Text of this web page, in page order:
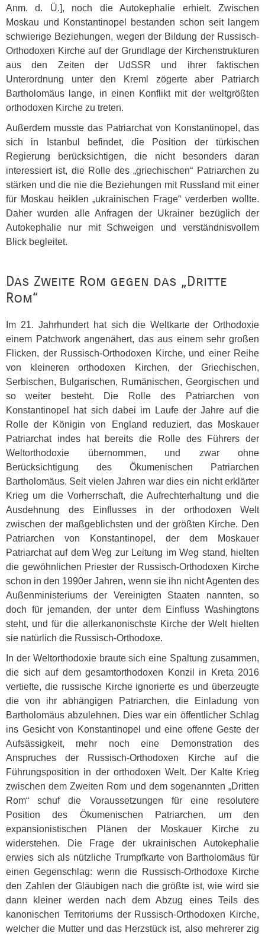
Anm. d. Ü.], noch die Autokephalie erhielt. Zwischen
Moskau und Konstantinopel bestanden schon seit langem
schwierige Beziehungen, wegen der Bildung der Russisch-
Orthodoxen Kirche auf der Grundlage der Kirchenstrukturen
aus den Zeiten der UdSSR und ihrer faktischen
Unterordnung unter den Kreml zögerte aber Patriarch
Bartholomäus lange, in einen Konflikt mit der weltgrößten
orthodoxen Kirche zu treten.
Außerdem musste das Patriarchat von Konstantinopel, das
sich in Istanbul befindet, die Position der türkischen
Regierung berücksichtigen, die nicht besonders daran
interessiert ist, die Rolle des „griechischen“ Patriarchen zu
stärken und die nie die Beziehungen mit Russland mit einer
für Moskau heiklen „ukrainischen Frage“ verderben wollte.
Daher wurden alle Anfragen der Ukrainer bezüglich der
Autokephalie nur mit Schweigen und verständnisvollem
Blick begleitet.
Das Zweite Rom gegen das „Dritte
Rom“
Im 21. Jahrhundert hat sich die Weltkarte der Orthodoxie
einem Patchwork angenähert, das aus einem sehr großen
Flicken, der Russisch-Orthodoxen Kirche, und einer Reihe
von kleineren orthodoxen Kirchen, der Griechischen,
Serbischen, Bulgarischen, Rumänischen, Georgischen und
so weiter besteht. Die Rolle des Patriarchen von
Konstantinopel hat sich dabei im Laufe der Jahre auf die
Rolle der Königin von England reduziert, das Moskauer
Patriarchat indes hat bereits die Rolle des Führers der
Weltorthodoxie übernommen, und zwar ohne
Berücksichtigung des Ökumenischen Patriarchen
Bartholomäus. Seit vielen Jahren war dies ein nicht erklärter
Krieg um die Vorherrschaft, die Aufrechterhaltung und die
Ausdehnung des Einflusses in der orthodoxen Welt
zwischen der maßgeblichsten und der größten Kirche. Den
Patriarchen von Konstantinopel, der dem Moskauer
Patriarchat auf dem Weg zur Leitung im Weg stand, hielten
die gewöhnlichen Priester der Russisch-Orthodoxen Kirche
schon in den 1990er Jahren, wenn sie ihn nicht Agenten des
Außenministeriums der Vereinigten Staaten nannten, so
doch für jemanden, der unter dem Einfluss Washingtons
steht, und für die allerkanonischste Kirche der Welt hielten
sie natürlich die Russisch-Orthodoxe.
In der Weltorthodoxie braute sich eine Spaltung zusammen,
die sich auf dem gesamtorthodoxen Konzil in Kreta 2016
vertiefte, die russische Kirche ignorierte es und überzeugte
die von ihr abhängigen Patriarchen, die Einladung von
Bartholomäus abzulehnen. Dies war ein öffentlicher Schlag
ins Gesicht von Konstantinopel und eine offene Geste der
Aufsässigkeit, mehr noch eine Demonstration des
Anspruches der Russisch-Orthodoxen Kirche auf die
Führungsposition in der orthodoxen Welt. Der Kalte Krieg
zwischen dem Zweiten Rom und dem sogenannten „Dritten
Rom“ schuf die Voraussetzungen für eine resolutere
Position des Ökumenischen Patriarchen, um den
expansionistischen Plänen der Moskauer Kirche zu
widerstehen. Die Frage der ukrainischen Autokephalie
erwies sich als nützliche Trumpfkarte von Bartholomäus für
einen Gegenschlag: wenn die Russisch-Orthodoxe Kirche
den Zahlen der Gläubigen nach die größte ist, wie wird sie
dann kleiner werden nach dem Abzug eines Teils des
kanonischen Territoriums der Russisch-Orthodoxen Kirche,
welcher die Mutter und das Herzstück ist, also mehrerer zig